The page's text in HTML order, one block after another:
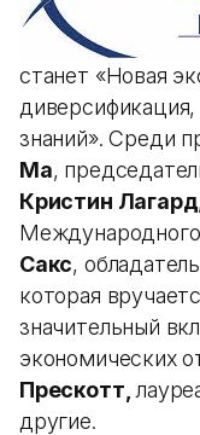
станет «Новая
знаний». Среди
Ма,
Кристин Лагард
Сакс,
которая
значительный
экономических
Прескотт,
другие.